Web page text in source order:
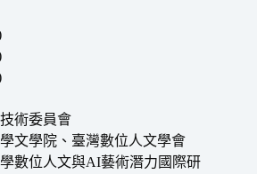
術委員會
文學院、臺灣數位人文學會
數位人文與AI藝術潛力國際研